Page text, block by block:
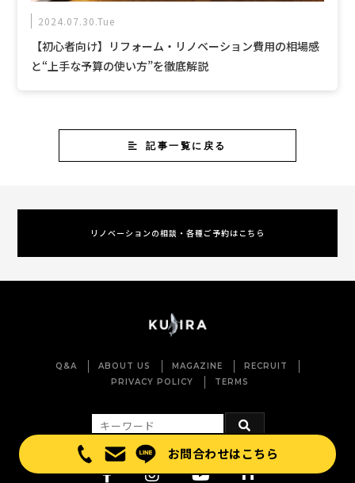
お問合わせはこちら
2024.07.30.Tue
【初心者向け】リフォーム・リノベーション費用の相場感
と“上手な予算の使い方”を徹底解説
記事一覧に戻る
リノベーションの相談・各種ご予約はこちら
Q&A ABOUT US MAGAZINE
RECRUIT
PRIVACY POLICY
TERMS